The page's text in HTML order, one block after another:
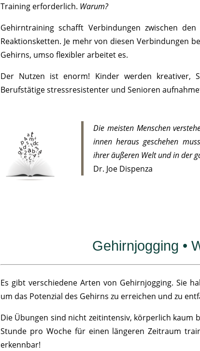
Training erforderlich. Warum?
Gehirntraining schafft Verbindungen zwischen
Reaktionsketten. Je mehr von diesen Verbindungen
Gehirns, umso flexibler arbeitet es.
Der Nutzen ist enorm! Kinder werden kreativer,
Berufstätige stressresistenter und Senioren
Die meisten Menschen
innen heraus geschehen
ihrer äußeren Welt und in der
Dr. Joe Dispenza
Gehirnjogging •
Es gibt verschiedene Arten von Gehirnjogging. Sie
um das Potenzial des Gehirns zu erreichen und zu
Die Übungen sind nicht zeitintensiv, körperlich kaum
Stunde pro Woche für einen längeren Zeitraum
erkennbar!